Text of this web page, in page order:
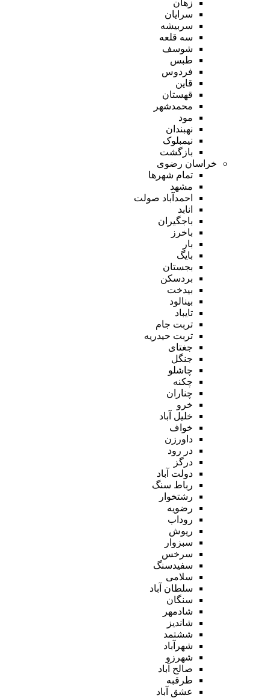
زهان
سرایان
سربیشه
سه قلعه
شوسف
طبس
فردوس
قاین
قهستان
محمدشهر
مود
نهبندان
نیمبلوک
بازگشت
خراسان رضوی
تمام شهر‌ها
مشهد
احمدآباد صولت
انابد
باجگیران
باخرز
بار
بایگ
بجستان
بردسکن
بیدخت
بینالود
تایباد
تربت جام
تربت حیدریه
جغتای
جنگل
چاشلو
چکنه
چناران
خرو
خلیل آباد
خواف
داورزن
در رود
درگز
دولت آباد
رباط سنگ
رشتخوار
رضویه
روداب
ریوش
سبزوار
سرخس
سفیدسنگ
سلامی
سلطان آباد
سنگان
شادمهر
شاندیز
ششتمد
شهرآباد
شهرزو
صالح آباد
طرقبه
عشق آباد